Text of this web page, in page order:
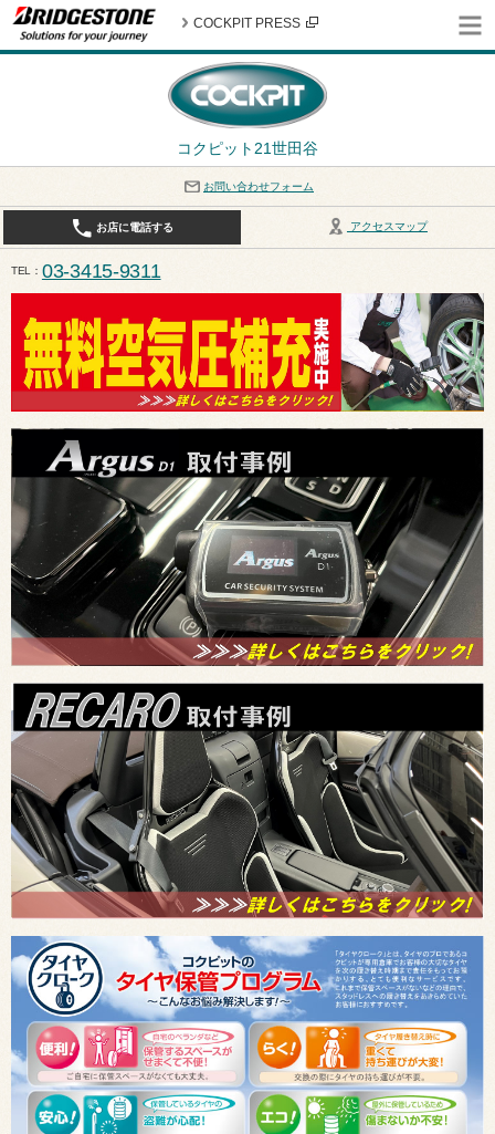
コクピット21世田谷
COCKPIT PRESS
お問い合わせフォーム
アクセスマップ
お店に電話する
TEL 03-3415-9311
平日10:30〜19:00 作業受付終了は17:30になります。 / 定休日：8月定休日は火曜日、水曜日とな
ます。ご注意ください。